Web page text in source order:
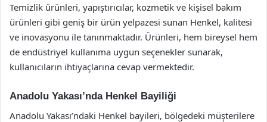
Temizlik ürünleri, yapıştırıcılar, kozmetik ve kişisel bakım
ürünleri gibi geniş bir ürün yelpazesi sunan Henkel, kalitesi
ve inovasyonu ile tanınmaktadır. Ürünleri, hem bireysel hem
de endüstriyel kullanıma uygun seçenekler sunarak,
kullanıcıların ihtiyaçlarına cevap vermektedir.
Anadolu Yakası’nda Henkel Bayiliği
Anadolu Yakası’ndaki Henkel bayileri, bölgedeki müşterilere